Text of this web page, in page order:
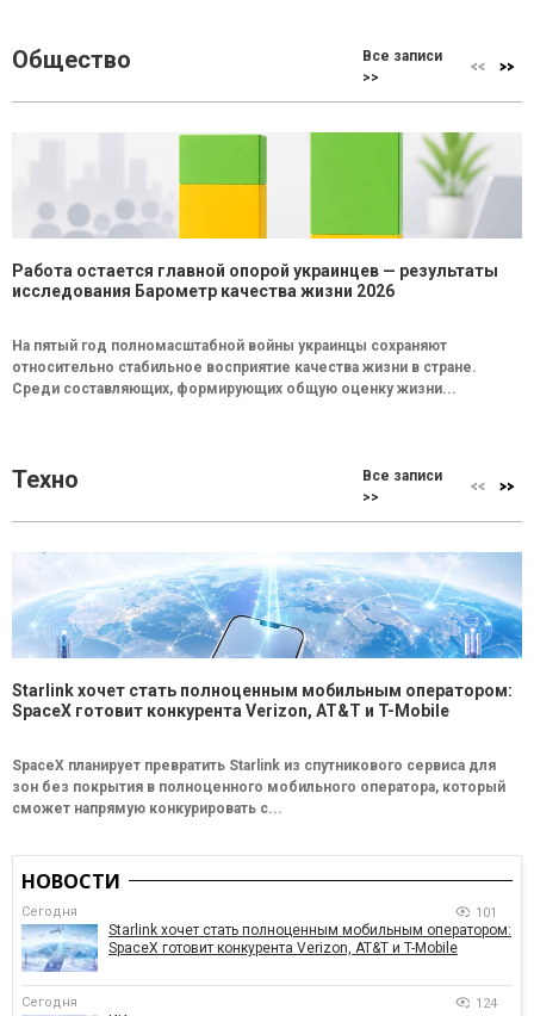
Общество
Все записи
>>
Работа остается главной опорой украинцев — результаты
исследования Барометр качества жизни 2026
На пятый год полномасштабной войны украинцы сохраняют
относительно стабильное восприятие качества жизни в стране.
Среди составляющих, формирующих общую оценку жизни...
Техно
Все записи
>>
Starlink хочет стать полноценным мобильным оператором:
SpaceX готовит конкурента Verizon, AT&T и T-Mobile
SpaceX планирует превратить Starlink из спутникового сервиса для
зон без покрытия в полноценного мобильного оператора, который
сможет напрямую конкурировать с...
НОВОСТИ
Сегодня 101
Starlink хочет стать полноценным мобильным оператором:
SpaceX готовит конкурента Verizon, AT&T и T-Mobile
Сегодня 124